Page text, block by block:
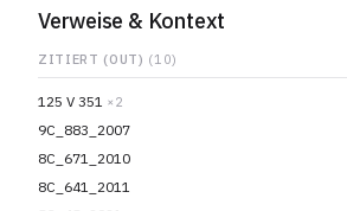
Verweise & Kontext
ZITIERT (OUT) (10)
125 V 351 ×2
9C_883_2007
8C_671_2010
8C_641_2011